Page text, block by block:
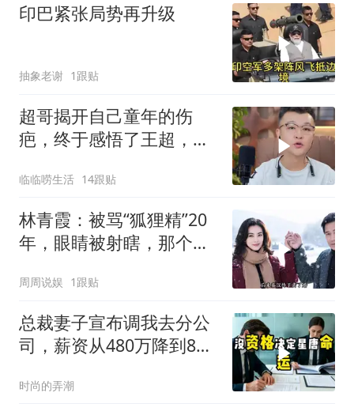
印巴紧张局势再升级
抽象老谢 1跟贴
超哥揭开自己童年的伤
疤，终于感悟了王超，他
临临唠生活 14跟贴
林青霞：被骂“狐狸精”20
年，眼睛被射瞎，那个男
钱？”
周周说娱 1跟贴
总裁妻子宣布调我去分公
司，薪资从480万降到8
时尚的弄潮